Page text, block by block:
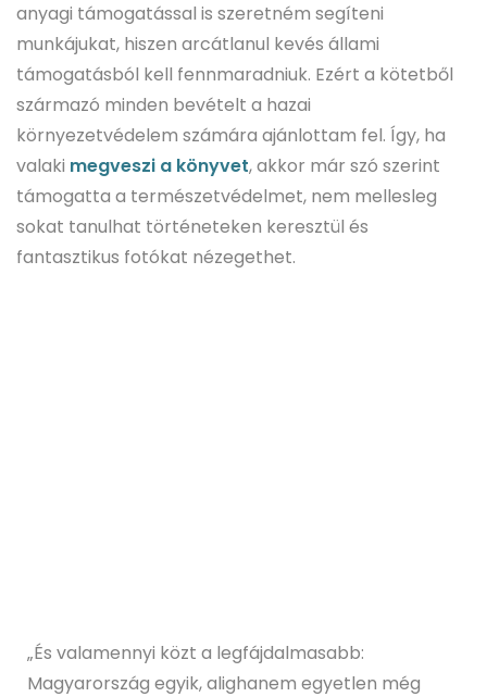
anyagi támogatással is szeretném segíteni
munkájukat, hiszen arcátlanul kevés állami
támogatásból kell fennmaradniuk. Ezért a kötetből
származó minden bevételt a hazai
környezetvédelem számára ajánlottam fel. Így, ha
valaki megveszi a könyvet, akkor már szó szerint
támogatta a természetvédelmet, nem mellesleg
sokat tanulhat történeteken keresztül és
fantasztikus fotókat nézegethet.
„És valamennyi közt a legfájdalmasabb:
Magyarország egyik, alighanem egyetlen még